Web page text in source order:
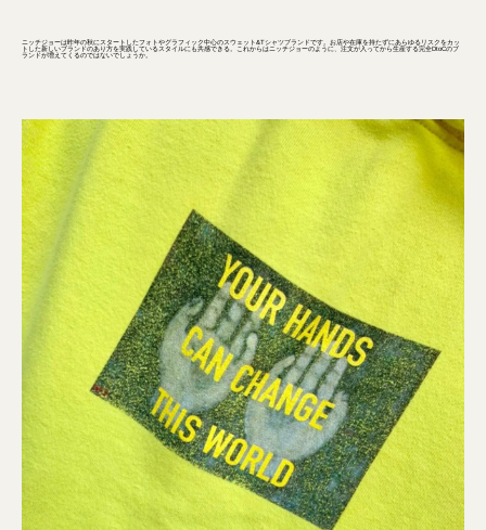
ニッチジョーは昨年の秋にスタートしたフォトやグラフィック中心のスウェット&Tシャツブランドです。お店や在庫を持たずにあらゆるリスクをカッ
トした新しいブランドのあり方を実践しているスタイルにも共感できる。これからはニッチジョーのように、注文が入ってから生産する完全DtoCのブ
ランドが増えてくるのではないでしょうか。